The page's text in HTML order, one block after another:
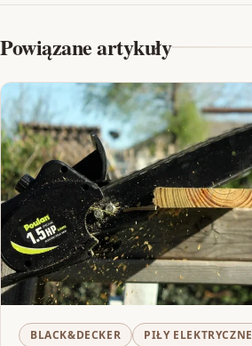
Powiązane artykuły
BLACK&DECKER PIŁY ELEKTRYCZNE